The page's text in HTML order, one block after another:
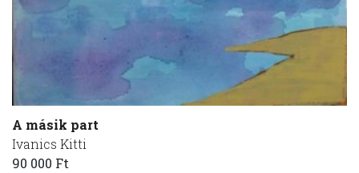
A másik part
Ivanics Kitti
90 000 Ft